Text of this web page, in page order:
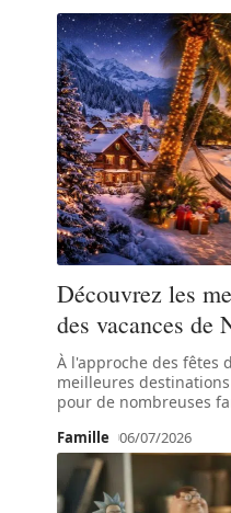
Découvrez les
des vacances de
À l'approche des fêtes
meilleures
pour de nombreuses
Famille 06/07/2026